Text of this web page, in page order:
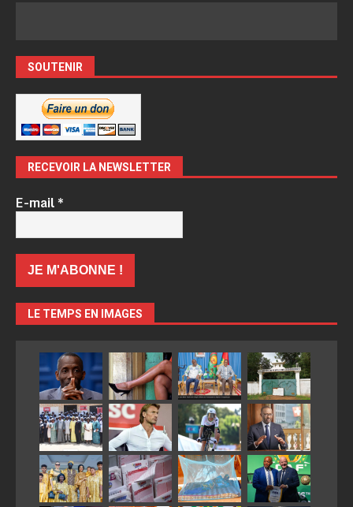
SOUTENIR
RECEVOIR LA NEWSLETTER
E-mail*
LE TEMPS EN IMAGES